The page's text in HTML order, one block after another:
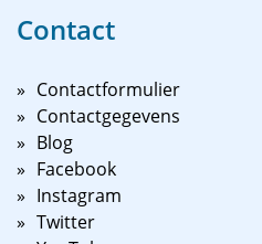
Contact
Contactformulier
Contactgegevens
Blog
Facebook
Instagram
Twitter